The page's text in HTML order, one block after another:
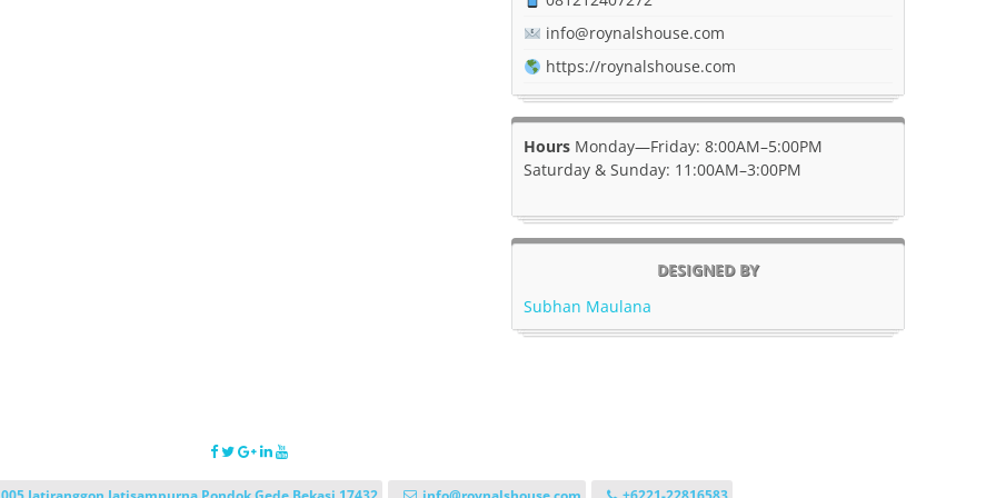
info@roynalshouse.com
https://roynalshouse.com
Hours Monday—Friday: 8:00AM–5:00PM
Saturday & Sunday: 11:00AM–3:00PM
DESIGNED BY
Subhan Maulana